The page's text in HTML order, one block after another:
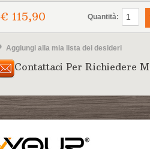
€ 115,90 Quantità:
Aggiungi alla mia lista dei desideri
Contattaci Per Richiedere